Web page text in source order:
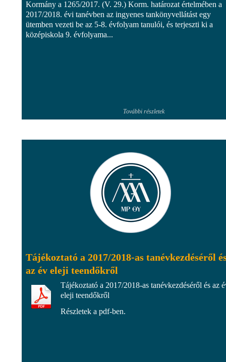
Kormány a 1265/2017. (V. 29.) Korm. határozat értelmében a
2017/2018. évi tanévben az ingyenes tankönyvellátást egy
ütemben vezeti be az 5-8. évfolyam tanulói, és terjeszti ki a
középiskola 9. évfolyama...
További részletek
Tájékoztató a 2017/2018-as tanévkezdéséről
az év eleji teendőkről
Tájékoztató a 2017/2018-as tanévkezdéséről és az
eleji teendőkről
Részletek a pdf-ben.